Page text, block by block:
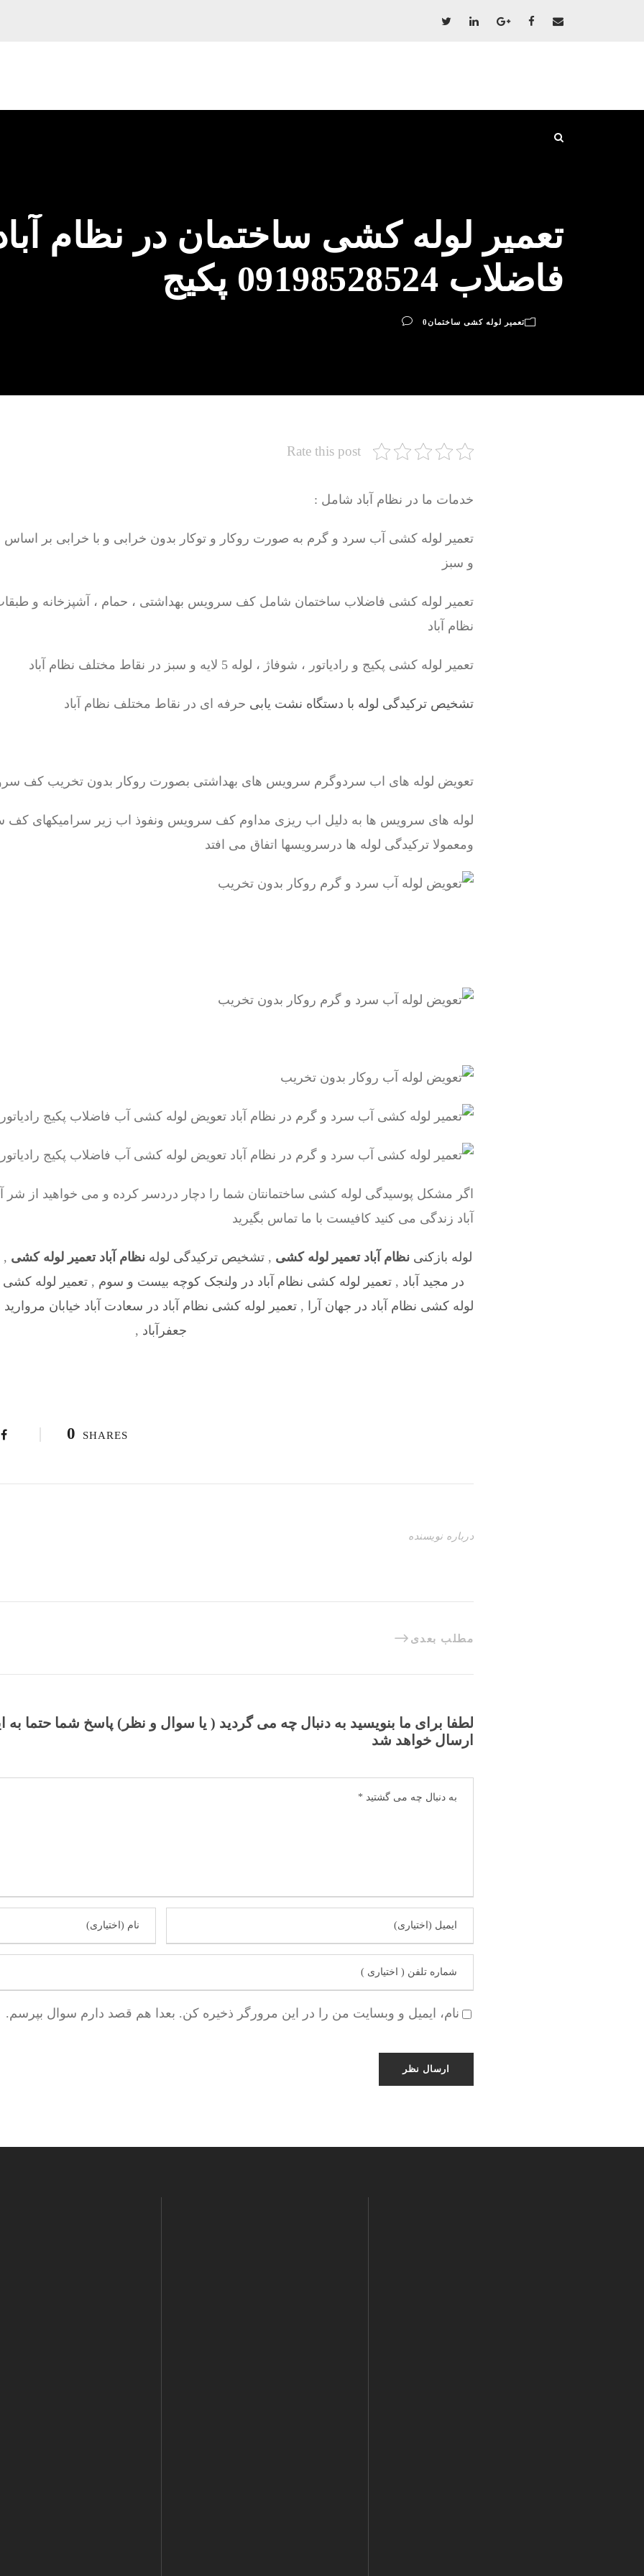
تعمیر لوله کشی ساختمان در نظام
فاضلاب 09198528524 پکیج
تعمیر لوله کشی ساختمان0
Rate this post
خدمات ما در نظام آباد شامل :
و سبز
تعمیر لوله کشی فاضلاب ساختمان شامل کف سرویس بهداشتی ، حمام ، آشپزخانه و
نظام آباد
تعمیر لوله کشی پکیج و رادیاتور ، شوفاژ ، لوله 5 لایه و سبز در نقاط مختلف نظام آباد
تشخیص ترکیدگی لوله با دستگاه نشت یابی حرفه ای در نقاط مختلف نظام آباد
تعویض لوله های اب سردوگرم سرویس های بهداشتی بصورت روکار بدون تخریب کف
لوله های سرویس ها به دلیل اب ریزی مداوم کف سرویس ونفوذ اب زیر سرامیکهای کف
ومعمولا ترکیدگی لوله ها درسرویسها اتفاق می افتد
اگر مشکل پوسیدگی لوله کشی ساختمانتان شما را دچار دردسر کرده و می خواهید از
آباد زندگی می کنید کافیست با ما تماس بگیرید
لوله بازکنی نظام آباد تعمیر لوله کشی , تشخیص ترکیدگی لوله نظام آباد تعمیر لوله کشی ,
در مجید آباد ,تعمیر لوله کشی نظام آباد در ولنجک کوچه بیست و سوم ,تعمیر لوله کشی
لوله کشی نظام آباد در جهان آرا
, تعمیر لوله کشی نظام آباد در سعادت آباد خیابان مروارید
جعفرآباد ,
0 SHARES
درباره نویسنده
مطلب بعدی
لطفا برای ما بنویسید به دنبال چه می گردید ( یا سوال و نظر) پاسخ شما حتما به
ارسال خواهد شد
نام، ایمیل و وبسایت من را در این مرورگر ذخیره کن. بعدا هم قصد دارم سوال بپرسم.